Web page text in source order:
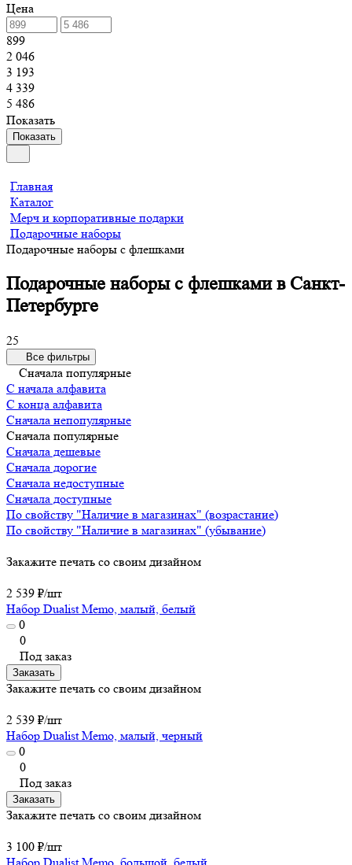
Цена
899
2 046
3 193
4 339
5 486
Показать
Показать
Главная
Каталог
Мерч и корпоративные подарки
Подарочные наборы
Подарочные наборы с флешками
Подарочные наборы с флешками в Санкт-
Петербурге
25
Все фильтры
Сначала популярные
С начала алфавита
С конца алфавита
Сначала непопулярные
Сначала популярные
Сначала дешевые
Сначала дорогие
Сначала недоступные
Сначала доступные
По свойству "Наличие в магазинах" (возрастание)
По свойству "Наличие в магазинах" (убывание)
Закажите печать со своим дизайном
2 539 ₽/шт
Набор Dualist Memo, малый, белый
0
0
Под заказ
Заказать
Закажите печать со своим дизайном
2 539 ₽/шт
Набор Dualist Memo, малый, черный
0
0
Под заказ
Заказать
Закажите печать со своим дизайном
3 100 ₽/шт